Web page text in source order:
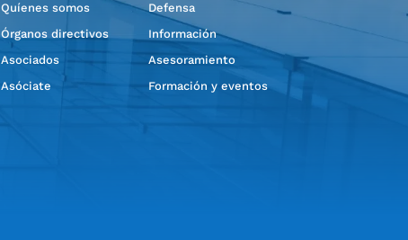
Quíenes somos
Órganos directivos
Asociados
Asóciate
Defensa
Información
Asesoramiento
Formación y eventos